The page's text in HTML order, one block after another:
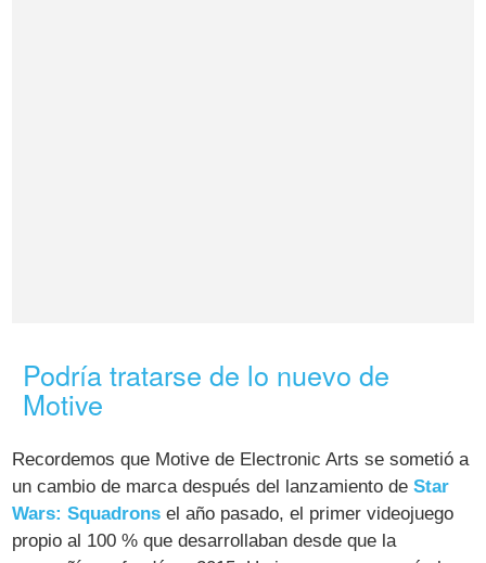
Podría tratarse de lo nuevo de
Motive
Recordemos que Motive de Electronic Arts se sometió a
un cambio de marca después del lanzamiento deStar
Wars: Squadrons el año pasado, el primer videojuego
propio al 100 % que desarrollaban desde que la